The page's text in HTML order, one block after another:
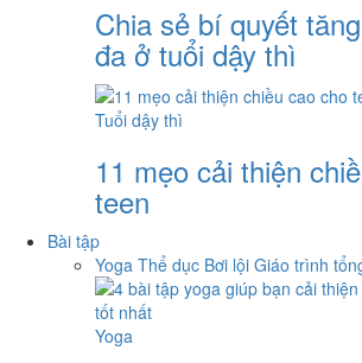
Chia sẻ bí quyết
đa ở tuổi dậy thì
Tuổi dậy thì
11 mẹo cải thiện
teen
Bài tập
Yoga Thể dục Bơi lội Giáo trình
Yoga